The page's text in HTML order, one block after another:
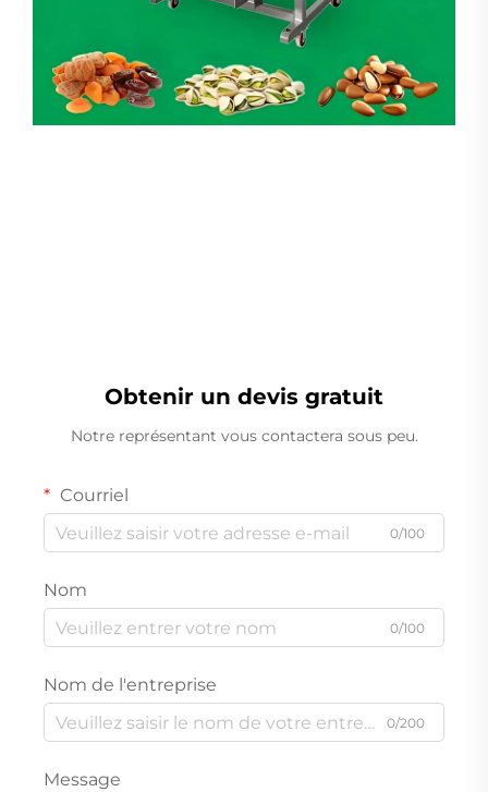
Obtenir un devis gratuit
Notre représentant vous contactera sous peu.
Courriel
0/100
Nom
0/100
Nom de l'entreprise
0/200
Message